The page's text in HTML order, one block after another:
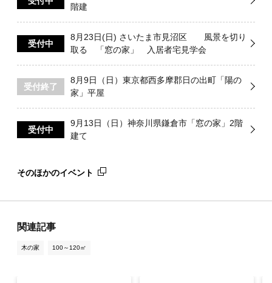
階建
受付中
8月23日(日) さいたま市見沼区 風景を切り
取る 「窓の家」 入居者宅見学会
受付終了
8月9日（日）東京都西多摩郡日の出町「陽の
家」平屋
受付中
9月13日（日）神奈川県鎌倉市「窓の家」2階
建て
そのほかのイベント
関連記事
木の家 100～120㎡